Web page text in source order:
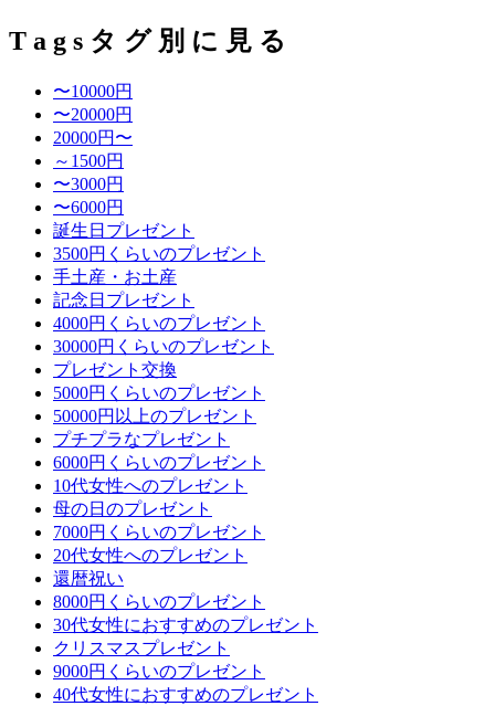
T a g s タ グ 別 に 見 る
〜10000円
〜20000円
20000円〜
～1500円
〜3000円
〜6000円
誕生日プレゼント
3500円くらいのプレゼント
手土産・お土産
記念日プレゼント
4000円くらいのプレゼント
30000円くらいのプレゼント
プレゼント交換
5000円くらいのプレゼント
50000円以上のプレゼント
プチプラなプレゼント
6000円くらいのプレゼント
10代女性へのプレゼント
母の日のプレゼント
7000円くらいのプレゼント
20代女性へのプレゼント
還暦祝い
8000円くらいのプレゼント
30代女性におすすめのプレゼント
クリスマスプレゼント
9000円くらいのプレゼント
40代女性におすすめのプレゼント